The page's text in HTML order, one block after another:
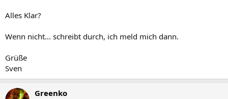
Alles Klar?
Wenn nicht... schreibt durch, ich meld mich dann.
Grüße
Sven
Greenko